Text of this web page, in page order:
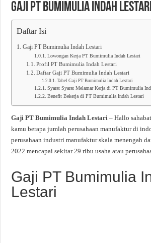
Gaji PT Bumimulia Indah
Daftar Isi
Gaji PT Bumimulia Indah Lestari
Lowongan Kerja PT Bumimulia Indah Lestari
Profil PT Bumimulia Indah Lestari
Daftar Gaji PT Bumimulia Indah Lestari
Tabel Gaji PT Bumimulia Indah Lestari
Syarat Syarat Melamar Kerja di PT Bumimulia
Benefit Bekerja di PT Bumimulia Indah Lestari
Gaji PT Bumimulia Indah Lestari – Hallo
kamu berapa jumlah perusahaan manufaktur di
perusahaan industri manufaktur skala menengah
2022 mencapai sekitar 29 ribu usaha atau
Gaji PT Bumimulia
Lestari